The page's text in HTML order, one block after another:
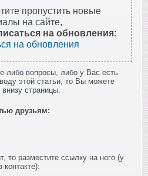
пропустить новые
на сайте,
на обновления:
на обновления
либо вопросы, либо у Вас есть
этой статьи, то Вы можете
страницы.
друзьям:
то разместите ссылку на него (у